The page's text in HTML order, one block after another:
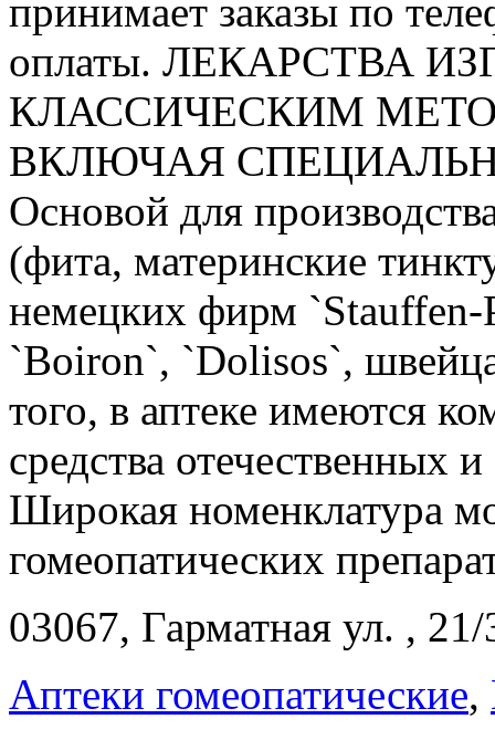
принимает заказы по
оплаты. ЛЕКАРСТВА
КЛАССИЧЕСКИМ
ВКЛЮЧАЯ
Основой для
(фита, материнские
немецких фирм
`Boiron`, `Dolisos`,
того, в аптеке имеются
средства отечественных
Широкая номенклатура
гомеопатических
03067, Гарматная ул. ,
Аптеки гомеопатические,